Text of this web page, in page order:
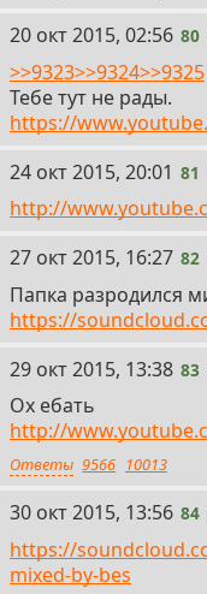
80
20 окт 2015, 02:56 80
>>9323>>9324>>9325
Тебе тут не рады.
https://
81
24 окт 2015, 20:01 81
http://
82
27 окт 2015, 16:27 82
Папка разродился
https://
83
29 окт 2015, 13:38 83
Ох ебать
http://
Ответы 9566 10013
84
30 окт 2015, 13:56 84
https://
mixed-by-bes